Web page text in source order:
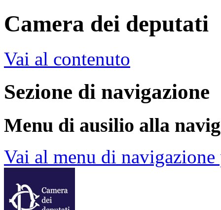
Camera dei deputati
Vai al contenuto
Sezione di navigazione
Menu di ausilio alla
Vai al menu di